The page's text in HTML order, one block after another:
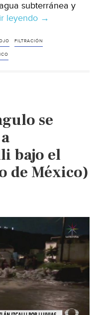
subterránea y
leyendo Guadalajara:
Tren
años
NTR)
→
FILTRACIÓN
se
bajo el
de México)